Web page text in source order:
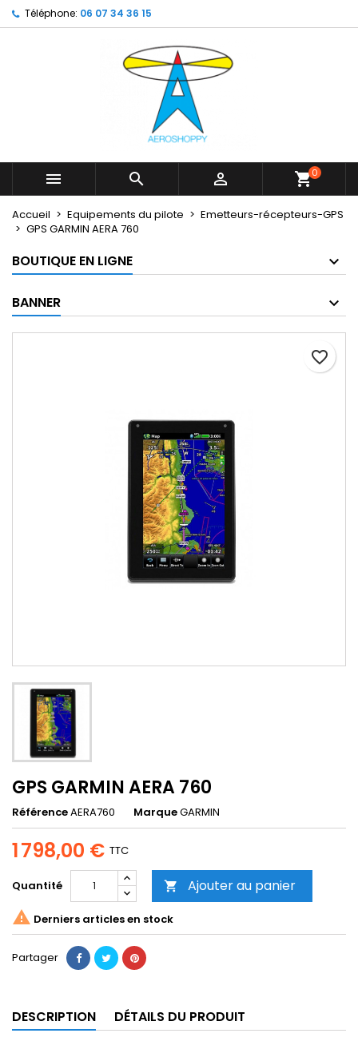
Téléphone: 06 07 34 36 15
   shopping_cart0
Accueil Equipements du pilote
Emetteurs-récepteurs-GPS
GPS GARMIN AERA 760
BOUTIQUE EN LIGNE
BANNER
GPS GARMIN AERA 760
RéférenceAERA760 MarqueGARMIN
1 798,00 € TTC
Quantité  Ajouter au panier
favorite_border
 Derniers articles en stock
Partager
DESCRIPTION DÉTAILS DU PRODUIT
My wishlists ×
Create new list
Créer une liste d'envies ×
Nom de la liste d'envies
Connexion ×
Vous devez être connecté pour ajouter des produits
Annuler